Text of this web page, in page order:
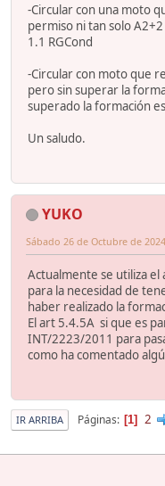
-Circular con una moto
permiso ni tan solo
1.1 RGCond
-Circular con moto que
pero sin superar la
superado la formación
Un saludo.
YUKO
Sábado 26 de Octubre de
Actualmente se utiliza el
para la necesidad de
haber realizado la
El art 5.4.5A si que es
INT/2223/2011 para
como ha comentado
IR ARRIBA Páginas 1 2